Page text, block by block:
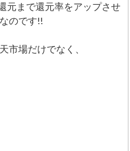
元まで還元率をアップさせ
のです!!
市場だけでなく、